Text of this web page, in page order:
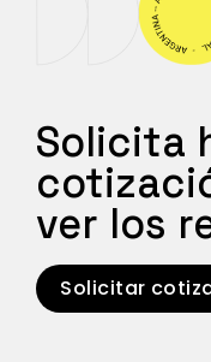
Solicita
ver los
Solicitar